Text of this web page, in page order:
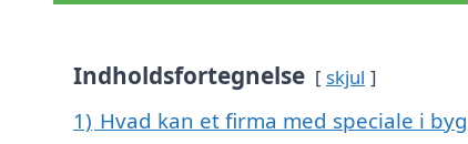
Indholdsfortegnelse skjul
1) Hvad kan et firma med speciale i